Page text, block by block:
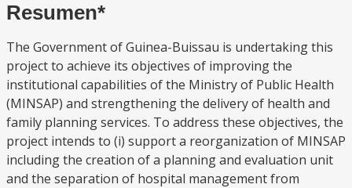
Resumen*
The Government of Guinea-Buissau is undertaking this
project to achieve its objectives of improving the
institutional capabilities of the Ministry of Public Health
(MINSAP) and strengthening the delivery of health and
family planning services. To address these objectives, the
project intends to (i) support a reorganization of MINSAP
including the creation of a planning and evaluation unit
and the separation of hospital management from